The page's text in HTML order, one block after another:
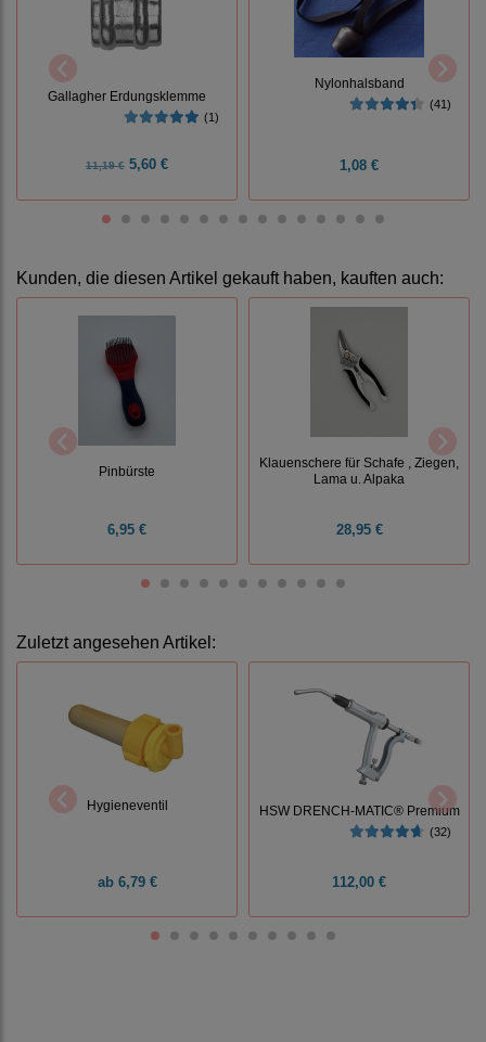
Gallagher Erdungsklemme
(1)
11,19 € 5,60 €
Nylonhalsband
(41)
1,08 €
Kunden, die diesen Artikel gekauft haben, kauften auch:
Pinbürste
6,95 €
Klauenschere für Schafe , Ziegen,
Lama u. Alpaka
28,95 €
Zuletzt angesehen Artikel:
Hygieneventil
ab6,79 €
HSW DRENCH-MATIC® Premium
(32)
112,00 €